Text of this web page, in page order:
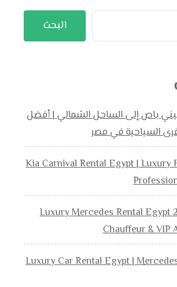
البحث
باص إلى الساحل الشمالي | أفضل
السياحية في مصر
Kia Carnival Rental Egypt | Luxury
Luxury Mercedes Rental Egypt
Chauffeur & VIP
Luxury Car Rental Egypt |